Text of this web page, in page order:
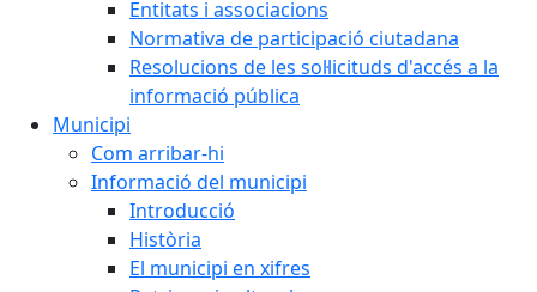
Entitats i associacions
Normativa de participació ciutadana
Resolucions de les sol·licituds d'accés a la
informació pública
Municipi
Com arribar-hi
Informació del municipi
Introducció
Història
El municipi en xifres